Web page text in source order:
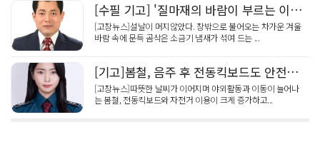
[수필 기고] '질마재의 바람이 부르는 이름들'
[고창뉴스]설날이 머지않았다. 창밖으로 불어오는 차가운 겨울
바람 속에 문득 곰삭은 소금기 냄새가 섞여 드는 ...
[기고]봄철, 음주 후 전동킥보드도 안전이 필요합니다
[고창뉴스]따뜻한 날씨가 이어지며 야외활동과 이동이 늘어나
는 봄철, 전동킥보드와 자전거 이용이 크게 증가하고...